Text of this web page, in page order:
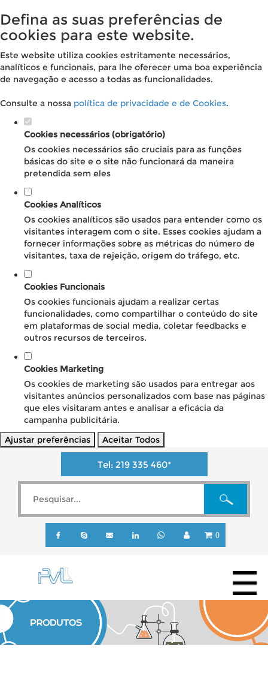
Defina as suas preferências de
cookies para este website.
Este website utiliza cookies estritamente necessários,
analíticos e funcionais, para lhe oferecer uma boa experiência
de navegação e acesso a todas as funcionalidades.
Consulte a nossa política de privacidade e de Cookies.
Cookies necessários (obrigatório)
Os cookies necessários são cruciais para as funções
básicas do site e o site não funcionará da maneira
pretendida sem eles
Cookies Analíticos
Os cookies analíticos são usados para entender como os
visitantes interagem com o site. Esses cookies ajudam a
fornecer informações sobre as métricas do número de
visitantes, taxa de rejeição, origem do tráfego, etc.
Cookies Funcionais
Os cookies funcionais ajudam a realizar certas
funcionalidades, como compartilhar o conteúdo do site
em plataformas de social media, coletar feedbacks e
outros recursos de terceiros.
Cookies Marketing
Os cookies de marketing são usados para entregar aos
visitantes anúncios personalizados com base nas páginas
que eles visitaram antes e analisar a eficácia da
campanha publicitária.
Ajustar preferências
Aceitar Todos
Tel: 219 335 460*
0